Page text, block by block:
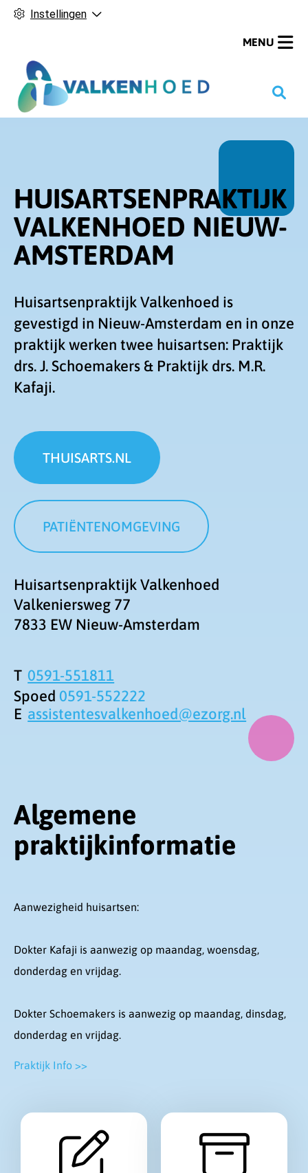
Instellingen
H
o
m
e
n
MENU
HUISARTSENPRAKTIJK
VALKENHOED NIEUW-
AMSTERDAM
Huisartsenpraktijk Valkenhoed is
gevestigd in Nieuw-Amsterdam en in onze
praktijk werken twee huisartsen: Praktijk
drs. J. Schoemakers & Praktijk drs. M.R.
Kafaji.
THUISARTS.NL
PATIËNTENOMGEVING
Huisartsenpraktijk Valkenhoed
Valkeniersweg 77
7833 EW Nieuw-Amsterdam
0591-551811
Spoed 0591-552222
assistentesvalkenhoed@ezorg.nl
S
Algemene
praktijkinformatie
Aanwezigheid huisartsen:
Dokter Kafaji is aanwezig op maandag, woensdag,
donderdag en vrijdag.
Dokter Schoemakers is aanwezig op maandag, dinsdag,
donderdag en vrijdag.
Praktijk Info >>